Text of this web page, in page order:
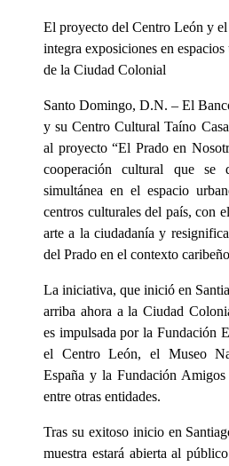
El proyecto del Centro León y
integra exposiciones en
de la Ciudad Colonial
Santo Domingo, D.N. – El
y su Centro Cultural Taíno
al proyecto “El Prado en
cooperación cultural que se
simultánea en el espacio
centros culturales del país, con
arte a la ciudadanía y
del Prado en el contexto
La iniciativa, que inició en
arriba ahora a la Ciudad
es impulsada por la Fundación
el Centro León, el Museo
España y la Fundación
entre otras entidades.
Tras su exitoso inicio en
muestra estará abierta al